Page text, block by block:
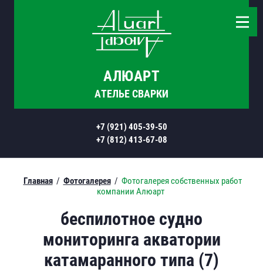
АЛЮАРТ
АТЕЛЬЕ СВАРКИ
+7 (921) 405-39-50
+7 (812) 413-67-08
Главная / Фотогалерея / Фотогалерея собственных работ
компании Алюарт
беспилотное судно
мониторинга акватории
катамаранного типа (7)